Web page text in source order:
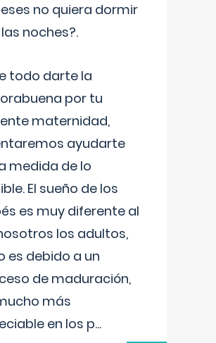
no quiera dormir
noches?.
todo darte la
por tu
maternidad,
ayudarte
medida de lo
El sueño de los
es muy diferente al
los adultos,
es debido a un
de maduración,
más
en los p...